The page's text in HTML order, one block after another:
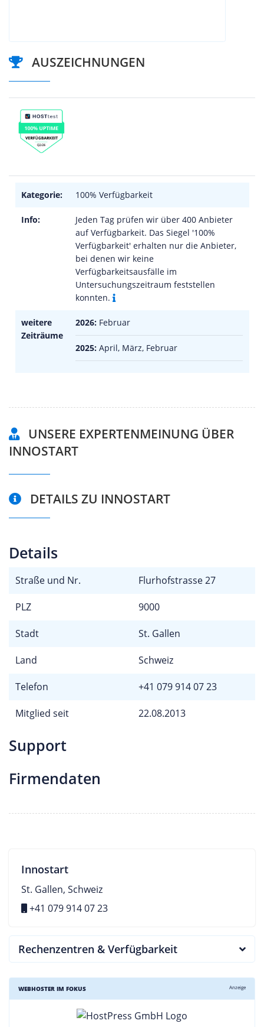
AUSZEICHNUNGEN
Kategorie: 100% Verfügbarkeit
Info:
Jeden Tag prüfen wir über 400 Anbieter
auf Verfügbarkeit. Das Siegel '100%
Verfügbarkeit' erhalten nur die Anbieter,
bei denen wir keine
Verfügbarkeitsausfälle im
Untersuchungszeitraum feststellen
konnten.
weitere
Zeiträume
2026: Februar
2025: April, März, Februar
UNSERE EXPERTENMEINUNG ÜBER
INNOSTART
DETAILS ZU INNOSTART
Details
Straße und Nr. Flurhofstrasse 27
PLZ 9000
Stadt St. Gallen
Land Schweiz
Telefon +41 079 914 07 23
Mitglied seit 22.08.2013
Support
Firmendaten
Innostart
St. Gallen, Schweiz
+41 079 914 07 23
Rechenzentren & Verfügbarkeit
WEBHOSTER IM FOKUS Anzeige